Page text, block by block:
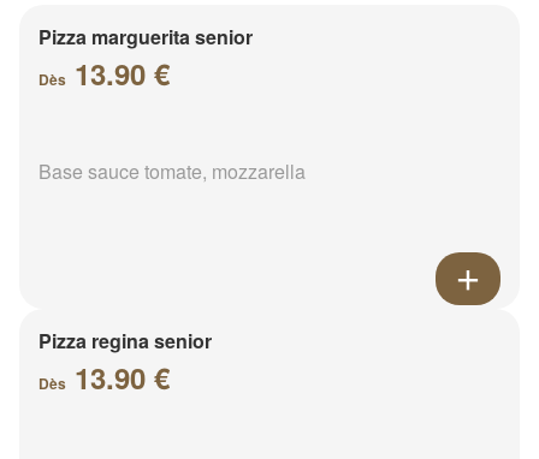
Pizza marguerita senior
Dès 13.90 €
Base sauce tomate, mozzarella
Pizza regina senior
Dès 13.90 €